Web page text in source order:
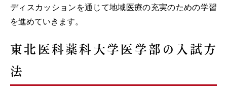
ディスカッションを通じて地域医療の充実のための学習
を進めていきます。
東北医科薬科大学医学部の入試方
法